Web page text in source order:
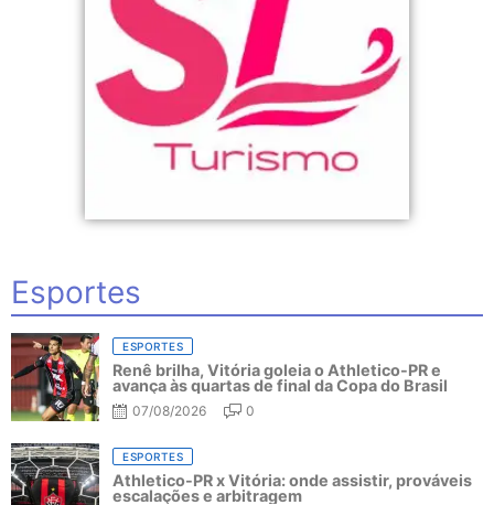
Esportes
ESPORTES
Renê brilha, Vitória goleia o Athletico-PR e
avança às quartas de final da Copa do Brasil
07/08/2026 0
ESPORTES
Athletico-PR x Vitória: onde assistir, prováveis
escalações e arbitragem